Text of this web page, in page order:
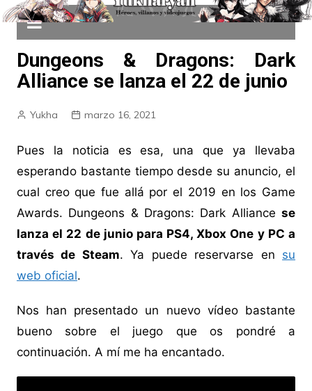
Dungeons & Dragons: Dark
Alliance se lanza el 22 de junio
Yukha marzo 16, 2021
Pues la noticia es esa, una que ya llevaba
esperando bastante tiempo desde su anuncio, el
cual creo que fue allá por el 2019 en los Game
Awards. Dungeons & Dragons: Dark Alliancese
lanza el 22 de junio para PS4, Xbox One y PC a
través de Steam. Ya puede reservarse en su
web oficial.
Nos han presentado un nuevo vídeo bastante
bueno sobre el juego que os pondré a
continuación. A mí me ha encantado.